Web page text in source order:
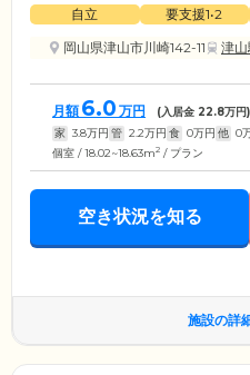
自立 要支援1•2
岡山県津山市川崎142-11
津山
月額 6.0 万円 (入居金 22.8万円
家 3.8万円 管 2.2万円 食 0万円 他 0
個室 / 18.02~18.63m2 / プラン
空き状況を知る
施設の詳